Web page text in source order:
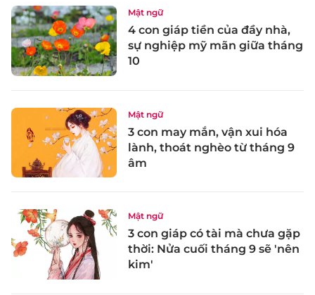
Mật ngữ
4 con giáp tiền của đầy nhà,
sự nghiệp mỹ mãn giữa tháng
10
Mật ngữ
3 con may mắn, vận xui hóa
lành, thoát nghèo từ tháng 9
âm
Mật ngữ
3 con giáp có tài mà chưa gặp
thời: Nửa cuối tháng 9 sẽ 'nên
kim'